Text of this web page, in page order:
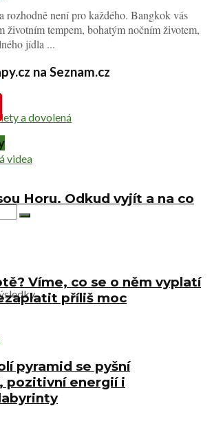
a dovolená
videa
rozhodně není pro každého. Bangkok vás
životním tempem, bohatým nočním životem,
jídla ...
na Seznam.cz
Horu. Odkud vyjít a na co
Víme, co se o něm vyplatí
příliš moc
pyramid se pyšní
pozitivní energií i